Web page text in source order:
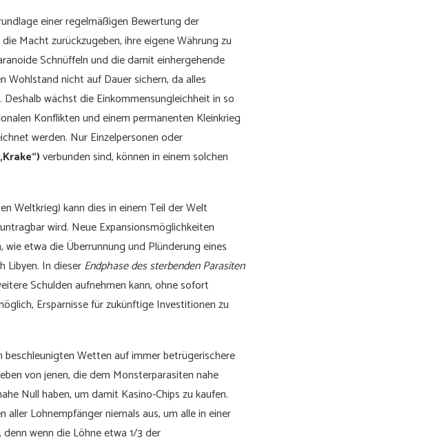
einer regelmäßigen Bewertung der
Macht zurückzugeben, ihre eigene Währung zu
Schnüffeln und die damit einhergehende
Wohlstand nicht auf Dauer sichern, da alles
wächst die Einkommensungleichheit in so
Konflikten und einem permanenten Kleinkrieg
werden. Nur Einzelpersonen oder
verbunden sind, können in einem solchen
Weltkrieg) kann dies in einem Teil der Welt
wird. Neue Expansionsmöglichkeiten
etwa die Überrunnung und Plünderung eines
Libyen. In dieserEndphase des sterbenden Parasiten
Schulden aufnehmen kann, ohne sofort
Ersparnisse für zukünftige Investitionen zu
Wetten auf immer betrügerischere
von jenen, die dem Monsterparasiten nahe
Null haben, um damit Kasino-Chips zu kaufen.
Lohnempfänger niemals aus, um alle in einer
wenn die Löhne etwa 1/3 der